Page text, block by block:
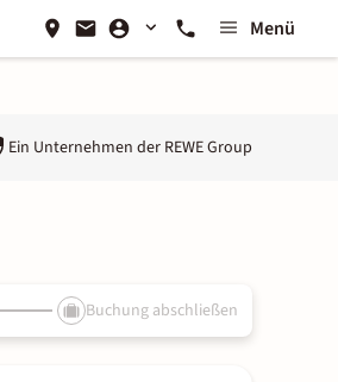
Menü
Ein Unternehmen der REWE Group
Buchung abschließen